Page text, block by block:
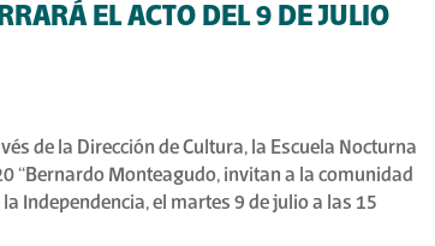
EL ACTO DEL 9 DE JULIO
de la Dirección de Cultura, la Escuela Nocturna
20 “Bernardo Monteagudo, invitan a la comunidad
Independencia, el martes 9 de julio a las 15